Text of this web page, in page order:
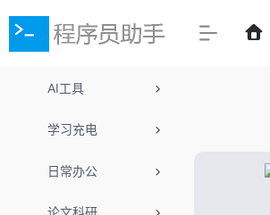
AI工具
学习充电
日常办公
论文科研